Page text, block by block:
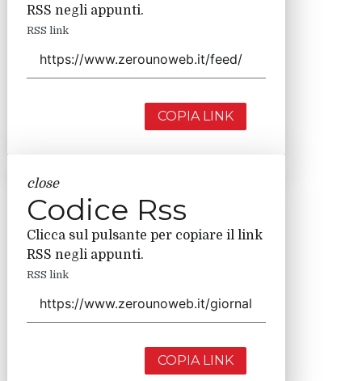
RSS negli appunti.
RSS link
COPIA LINK
close
Codice Rss
Clicca sul pulsante per copiare il link
RSS negli appunti.
RSS link
COPIA LINK